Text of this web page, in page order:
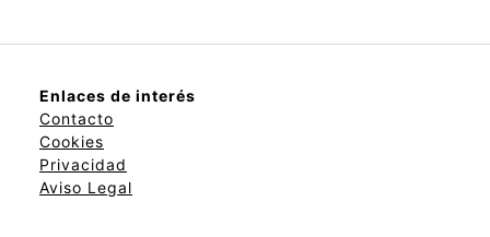
Enlaces de interés
Contacto
Cookies
Privacidad
Aviso Legal